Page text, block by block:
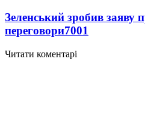
Зеленський зробив заяву
переговори7001
Читати коментарі